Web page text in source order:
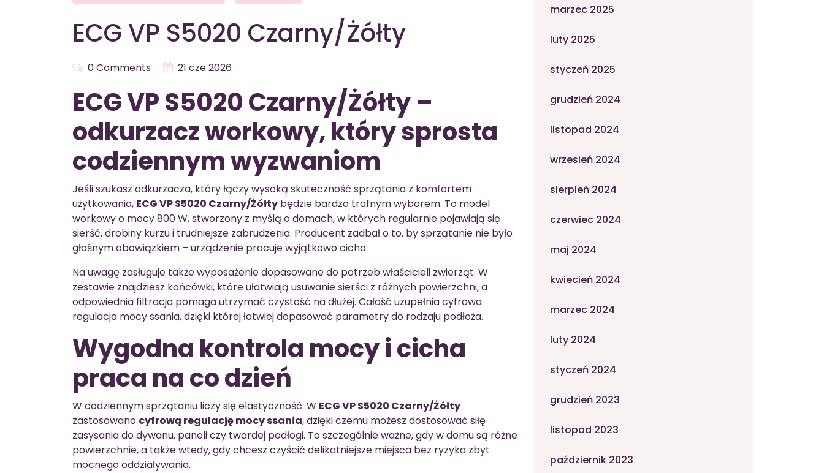
ECG VP S5020 Czarny/Żółty
0 Comments 21 cze 2026
ECG VP S5020 Czarny/Żółty –
odkurzacz workowy, który sprosta
codziennym wyzwaniom
Jeśli szukasz odkurzacza, który łączy wysoką skuteczność sprzątania z komfortem
użytkowania, ECG VP S5020 Czarny/Żółty będzie bardzo trafnym wyborem. To model
workowy o mocy 800 W, stworzony z myślą o domach, w których regularnie pojawiają się
sierść, drobiny kurzu i trudniejsze zabrudzenia. Producent zadbał o to, by sprzątanie nie było
głośnym obowiązkiem – urządzenie pracuje wyjątkowo cicho.
Na uwagę zasługuje także wyposażenie dopasowane do potrzeb właścicieli zwierząt. W
zestawie znajdziesz końcówki, które ułatwiają usuwanie sierści z różnych powierzchni, a
odpowiednia filtracja pomaga utrzymać czystość na dłużej. Całość uzupełnia cyfrowa
regulacja mocy ssania, dzięki której łatwiej dopasować parametry do rodzaju podłoża.
Wygodna kontrola mocy i cicha
praca na co dzień
W codziennym sprzątaniu liczy się elastyczność. W ECG VP S5020 Czarny/Żółty
zastosowano cyfrową regulację mocy ssania, dzięki czemu możesz dostosować siłę
zasysania do dywanu, paneli czy twardej podłogi. To szczególnie ważne, gdy w domu są różne
powierzchnie, a także wtedy, gdy chcesz czyścić delikatniejsze miejsca bez ryzyka zbyt
mocnego oddziaływania.
marzec 2025
luty 2025
styczeń 2025
grudzień 2024
listopad 2024
wrzesień 2024
sierpień 2024
czerwiec 2024
maj 2024
kwiecień 2024
marzec 2024
luty 2024
styczeń 2024
grudzień 2023
listopad 2023
październik 2023